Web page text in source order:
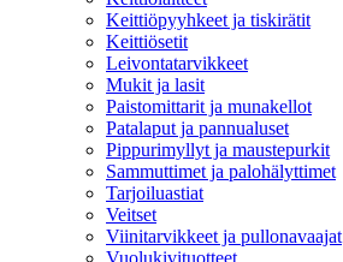
Keittiöpyyhkeet ja tiskirätit
Keittiösetit
Leivontatarvikkeet
Mukit ja lasit
Paistomittarit ja munakellot
Patalaput ja pannualuset
Pippurimyllyt ja maustepurkit
Sammuttimet ja palohälyttimet
Tarjoiluastiat
Veitset
Viinitarvikkeet ja pullonavaajat
Vuolukivituotteet